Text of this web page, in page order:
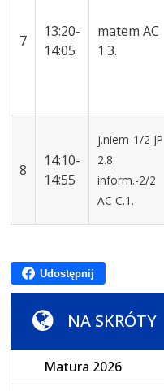
7
13:20-
14:05
matem AC
1.3.
8
14:10-
14:55
j.niem-1/2 JP
2.8.
inform.-2/2
AC C.1.
Udostępnij
NA SKRÓTY
Matura 2026